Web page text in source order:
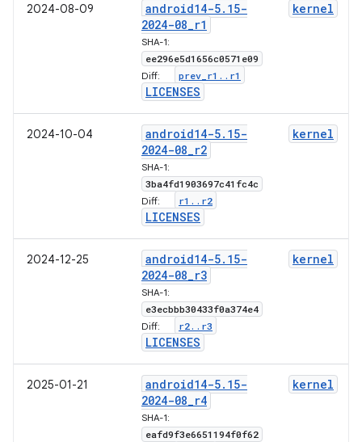
2024-08-09 android14-5. 15-
2024-08_r1
SHA-1:
ee296e5d1656c0571e09
Diff: prev r1 . . r1
LICENSES
kernel
2024-10-04 android14-5. 15-
2024-08_r2
SHA-1:
3ba4fd1903697c41fc4c
Diff: r1 . . r2
LICENSES
kernel
2024-12-25 android14-5. 15-
2024-08_r3
SHA-1:
e3ecbbb30433f0a374e4
Diff: r2. . r3
LICENSES
kernel
2025-01-21 android14-5. 15-
2024-08_r4
SHA-1:
eafd9f3e6651194f0f62
kernel